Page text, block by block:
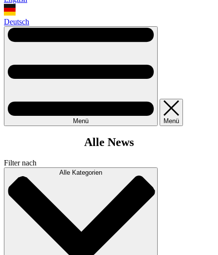
Deutsch
Menü Menü
Alle News
Filter nach
Alle Kategorien